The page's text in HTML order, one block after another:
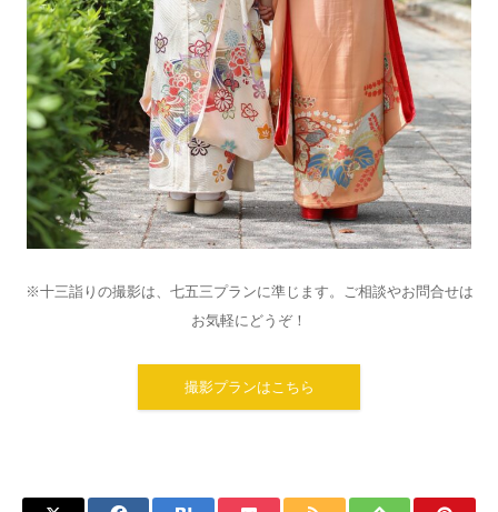
※十三詣りの撮影は、七五三プランに準じます。ご相談やお問合せは
お気軽にどうぞ！
撮影プランはこちら